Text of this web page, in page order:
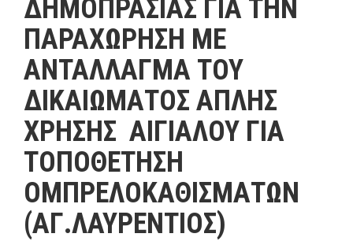
ΔΗΜΟΠΡΑΣΙΑΣ ΓΙΑ ΤΗΝ
ΠΑΡΑΧΩΡΗΣΗ ΜΕ
ΑΝΤΑΛΛΑΓΜΑ ΤΟΥ
ΔΙΚΑΙΩΜΑΤΟΣ ΑΠΛΗΣ
ΧΡΗΣΗΣ ΑΙΓΙΑΛΟΥ ΓΙΑ
ΤΟΠΟΘΕΤΗΣΗ
ΟΜΠΡΕΛΟΚΑΘΙΣΜΑΤΩΝ
(AΓ.ΛΑΥΡΕΝΤΙΟΣ)